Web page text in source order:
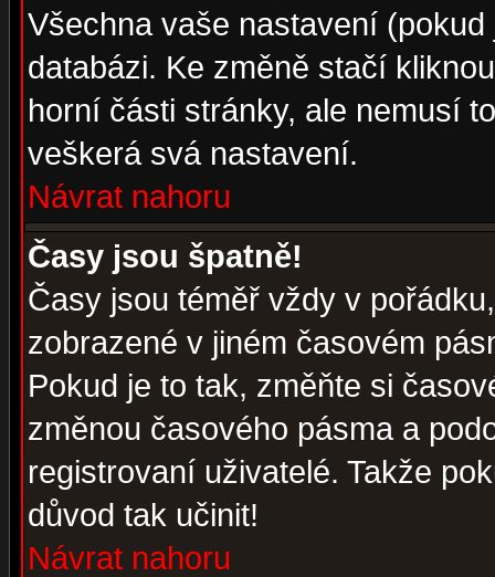
Všechna vaše nastavení
databázi. Ke změně stačí
horní části stránky, ale nemusí
veškerá svá nastavení.
Návrat nahoru
Časy jsou špatně!
Časy jsou téměř vždy v
zobrazené v jiném časovém
Pokud je to tak, změňte si
změnou časového pásma a
registrovaní uživatelé. Takže
důvod tak učinit!
Návrat nahoru